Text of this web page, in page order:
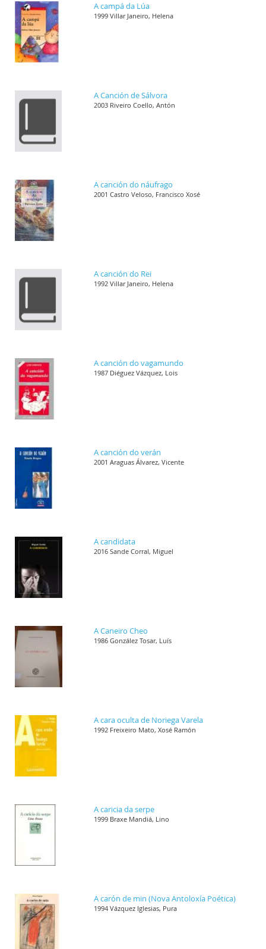
A campá da Lúa
1999 Villar Janeiro, Helena
A Canción de Sálvora
2003 Riveiro Coello, Antón
A canción do náufrago
2001 Castro Veloso, Francisco Xosé
A canción do Rei
1992 Villar Janeiro, Helena
A canción do vagamundo
1987 Diéguez Vázquez, Lois
A canción do verán
2001 Araguas Álvarez, Vicente
A candidata
2016 Sande Corral, Miguel
A Caneiro Cheo
1986 González Tosar, Luís
A cara oculta de Noriega Varela
1992 Freixeiro Mato, Xosé Ramón
A caricia da serpe
1999 Braxe Mandiá, Lino
A carón de min (Nova Antoloxía Poética)
1994 Vázquez Iglesias, Pura